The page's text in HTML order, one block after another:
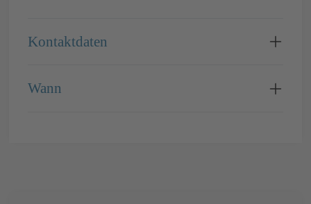
Kontaktdaten
Wann